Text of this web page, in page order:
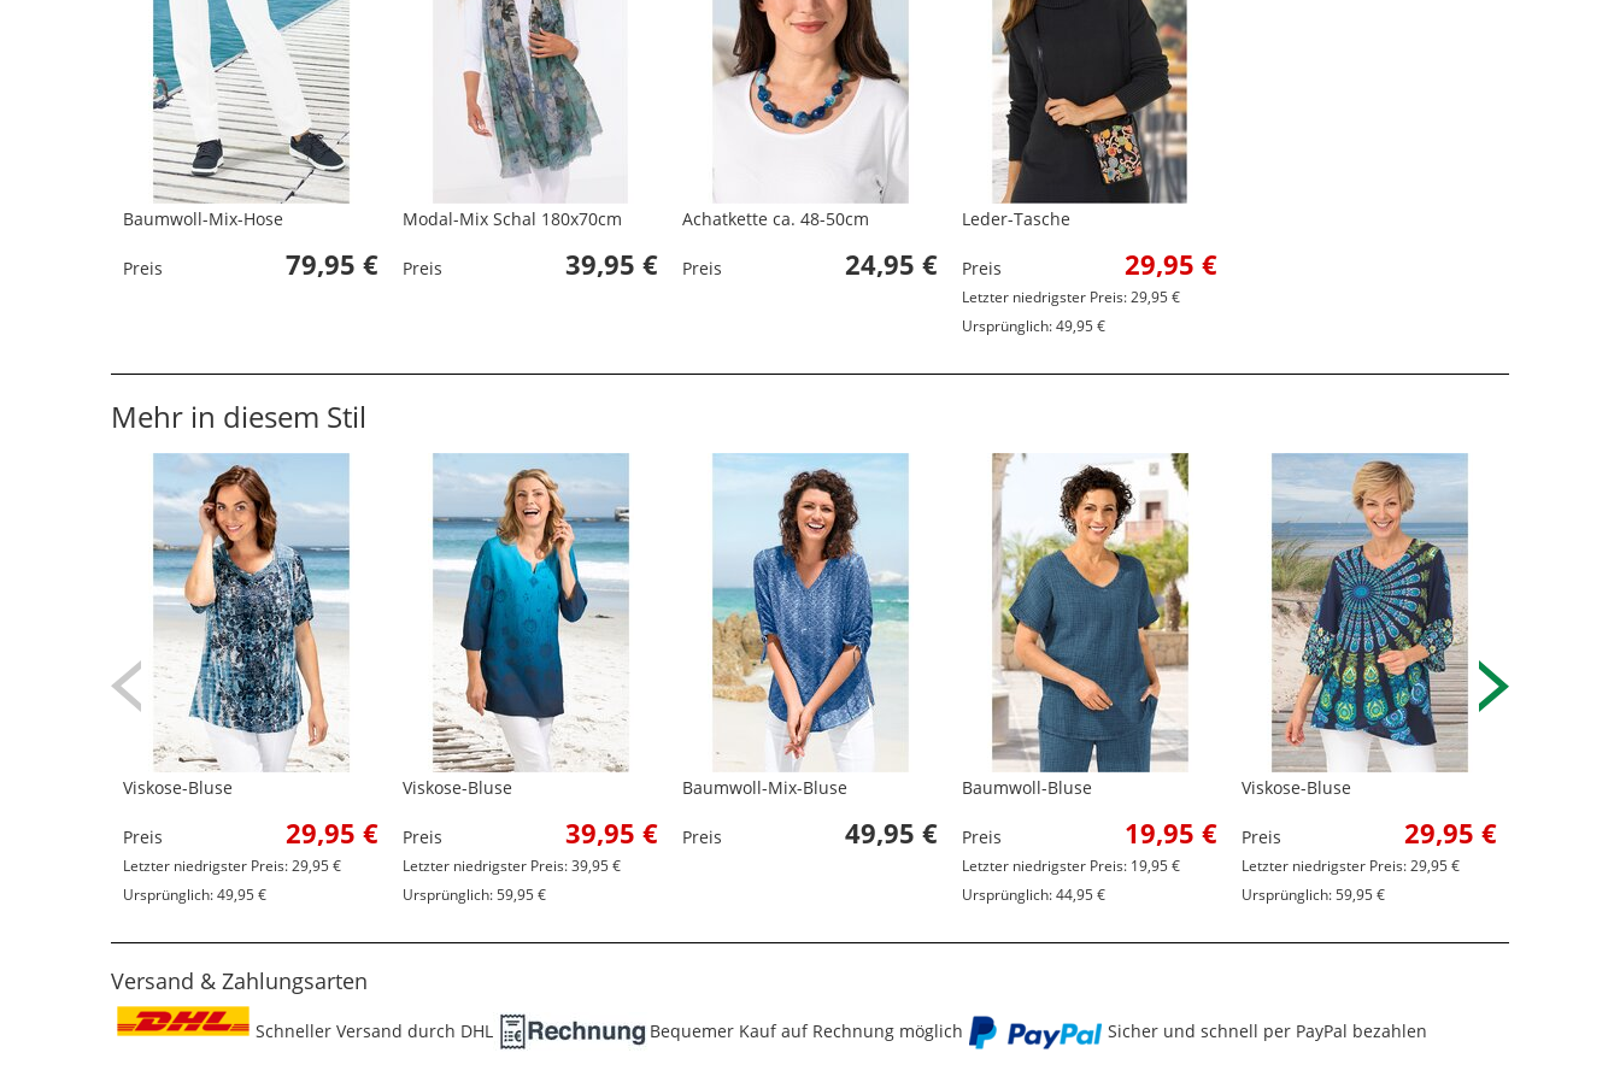
Baumwoll-Mix-Hose
Preis 79,95 €
Modal-Mix Schal 180x70cm
Preis 39,95 €
Achatkette ca. 48-50cm
Preis 24,95 €
Leder-Tasche
Preis 29,95 €
Letzter niedrigster Preis: 29,95 €
Ursprünglich: 49,95 €
Mehr in diesem Stil
Viskose-Bluse
Preis 29,95 €
Letzter niedrigster Preis: 29,95 €
Ursprünglich: 49,95 €
Viskose-Bluse
Preis 39,95 €
Letzter niedrigster Preis: 39,95 €
Ursprünglich: 59,95 €
Baumwoll-Mix-Bluse
Preis 49,95 €
Baumwoll-Bluse
Preis 19,95 €
Letzter niedrigster Preis: 19,95 €
Ursprünglich: 44,95 €
Viskose-Bluse
Preis 29,95 €
Letzter niedrigster Preis: 29,95 €
Ursprünglich: 59,95 €
Versand & Zahlungsarten
Schneller Versand durch DHL Bequemer Kauf auf Rechnung möglich Sicher und schnell per PayPal bezahlen